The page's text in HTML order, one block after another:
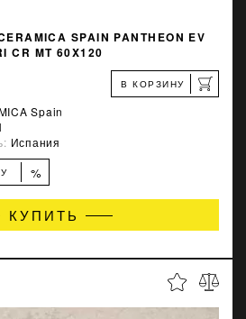
SPAIN PANTHEON EV
CR MT 60X120
В КОРЗИНУ
Spain
Испания
%
КУПИТЬ